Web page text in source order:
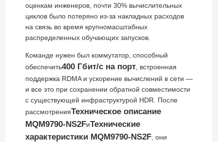
оценкам инженеров, почти 30% вычислительных
циклов было потеряно из-за накладных расходов
на связь во время крупномасштабных
распределенных обучающих запусков.
Команде нужен был коммутатор, способный
обеспечить400 Гбит/с на порт, встроенная
поддержка RDMA и ускорение вычислений в сети —
и все это при сохранении обратной совместимости
с существующей инфраструктурой HDR. После
рассмотренияТехническое описание
MQM9790-NS2FиТехнические
характеристики MQM9790-NS2F, они